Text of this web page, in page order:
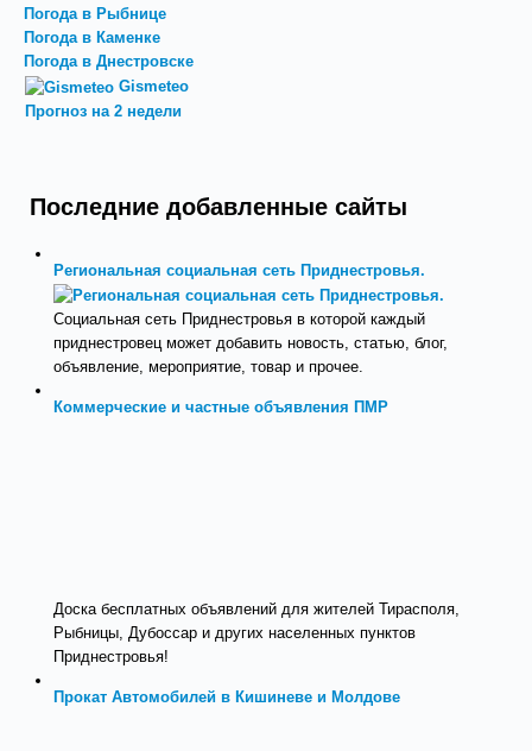
Погода в Рыбнице
Погода в Каменке
Погода в Днестровске
Gismeteo
Прогноз на 2 недели
Последние добавленные сайты
Региональная социальная сеть Приднестровья.
Социальная сеть Приднестровья в которой каждый
приднестровец может добавить новость, статью, блог,
объявление, мероприятие, товар и прочее.
Коммерческие и частные объявления ПМР
Доска бесплатных объявлений для жителей Тирасполя,
Рыбницы, Дубоссар и других населенных пунктов
Приднестровья!
Прокат Автомобилей в Кишиневе и Молдове